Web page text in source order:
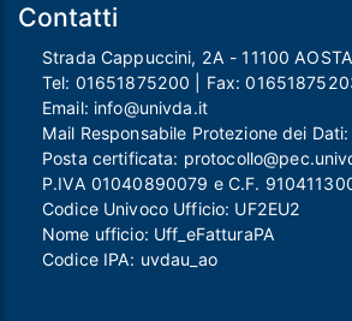
Contatti
Strada Cappuccini, 2A - 11100 AOSTA
Tel: 01651875200 | Fax:
Email: info@univda.it
Mail Responsabile Protezione dei Dati:
Posta certificata:
P.IVA 01040890079 e C.F.
Codice Univoco Ufficio: UF2EU2
Nome ufficio: Uff_eFatturaPA
Codice IPA: uvdau_ao